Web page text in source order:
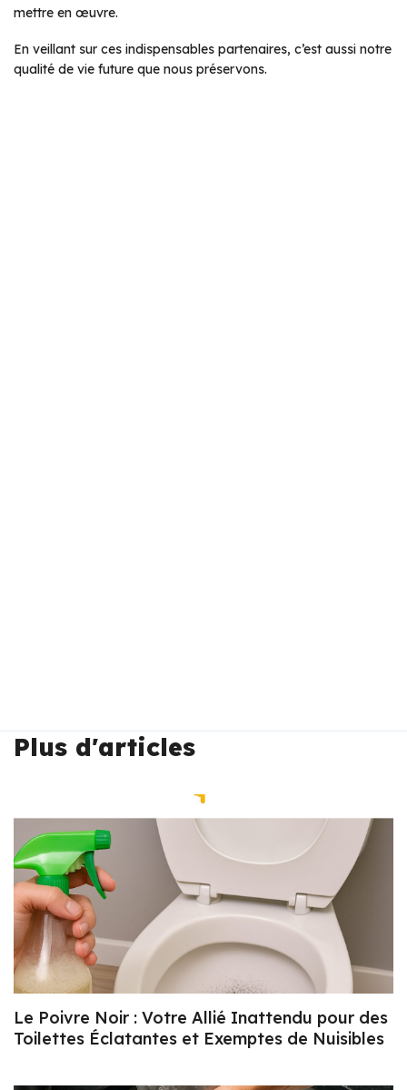
mettre en œuvre.
En veillant sur ces indispensables partenaires, c’est aussi notre
qualité de vie future que nous préservons.
Plus d'articles
Le Poivre Noir : Votre Allié Inattendu pour des
Toilettes Éclatantes et Exemptes de Nuisibles